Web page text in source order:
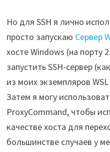
Но для SSH я лично
просто запускаю Сервер
хосте Windows (на порту
запустить SSH-сервер
из моих экземпляров WSL
Затем я могу
ProxyCommand, чтобы
качестве хоста для
большинстве случаев у